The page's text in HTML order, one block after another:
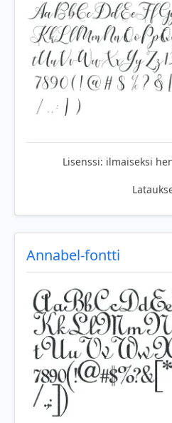
Lisenssi: ilmaiseksi
Annabel-fontti